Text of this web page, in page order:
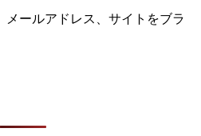
メールアドレス、サイトをブラ